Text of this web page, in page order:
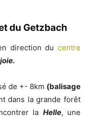
du Getzbach
direction du centre
de +- 8km (balisage
dans la grande forêt
la Helle, une